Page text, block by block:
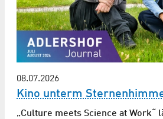
08.07.2026
Kino unterm
„Culture meets Science at Work“